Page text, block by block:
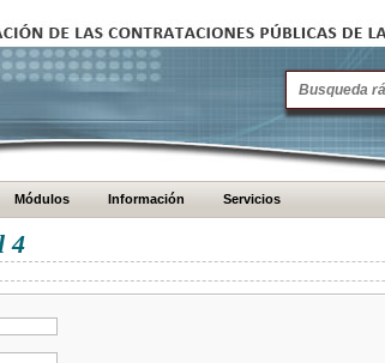
Módulos Información Servicios
4